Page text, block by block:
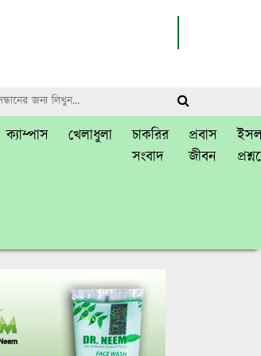
ক্যাম্পাস খেলাধুলা
চাকরির
সংবাদ
প্রবাস
জীবন